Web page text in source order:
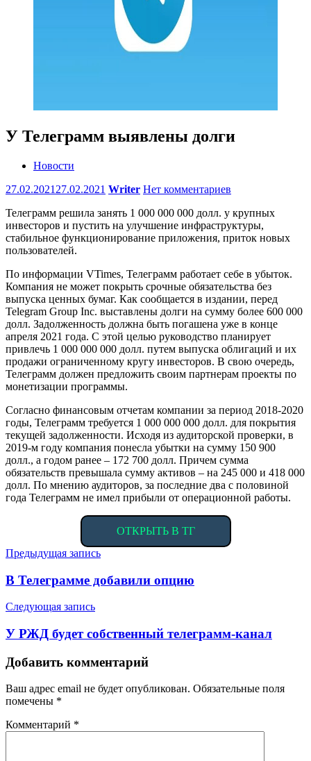
У Телеграмм выявлены долги
Новости
27.02.2021 27.02.2021 Writer Нет комментариев
Телеграмм решила занять 1 000 000 000 долл. у крупных
инвесторов и пустить на улучшение инфраструктуры,
стабильное функционирование приложения, приток новых
пользователей.
По информации VTimes, Телеграмм работает себе в убыток.
Компания не может покрыть срочные обязательства без
выпуска ценных бумаг. Как сообщается в издании, перед
Telegram Group Inc. выставлены долги на сумму более 600 000
долл. Задолженность должна быть погашена уже в конце
апреля 2021 года. С этой целью руководство планирует
привлечь 1 000 000 000 долл. путем выпуска облигаций и их
продажи ограниченному кругу инвесторов. В свою очередь,
Телеграмм должен предложить своим партнерам проекты по
монетизации программы.
Согласно финансовым отчетам компании за период 2018-2020
годы, Телеграмм требуется 1 000 000 000 долл. для покрытия
текущей задолженности. Исходя из аудиторской проверки, в
2019-м году компания понесла убытки на сумму 150 900
долл., а годом ранее – 172 700 долл. Причем сумма
обязательств превышала сумму активов – на 245 000 и 418 000
долл. По мнению аудиторов, за последние два с половиной
года Телеграмм не имел прибыли от операционной работы.
ОТКРЫТЬ В ТГ
Навигация
по
записям
Предыдущая запись
В Телеграмме добавили опцию
Следующая запись
У РЖД будет собственный телеграмм-канал
Добавить комментарий
Ваш адрес email не будет опубликован. Обязательные поля
помечены *
Комментарий *